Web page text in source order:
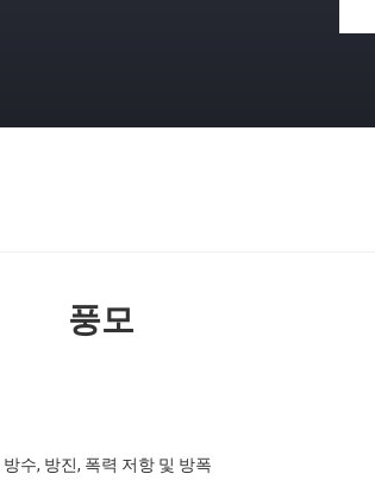
풍모
방수, 방진, 폭력 저항 및 방폭